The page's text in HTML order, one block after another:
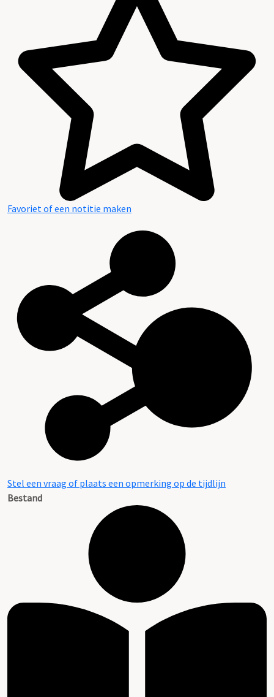
Favoriet of een notitie maken
Stel een vraag of plaats een opmerking op de tijdlijn
Bestand